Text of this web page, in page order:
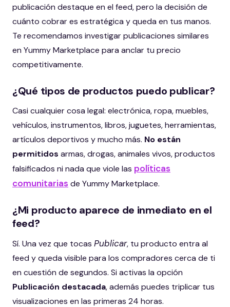
publicación destaque en el feed, pero la decisión de
cuánto cobrar es estratégica y queda en tus manos.
Te recomendamos investigar publicaciones similares
en Yummy Marketplace para anclar tu precio
competitivamente.
¿Qué tipos de productos puedo publicar?
Casi cualquier cosa legal: electrónica, ropa, muebles,
vehículos, instrumentos, libros, juguetes, herramientas,
artículos deportivos y mucho más. No están
permitidos armas, drogas, animales vivos, productos
falsificados ni nada que viole las políticas
comunitarias de Yummy Marketplace.
¿Mi producto aparece de inmediato en el
feed?
Sí. Una vez que tocas Publicar, tu producto entra al
feed y queda visible para los compradores cerca de ti
en cuestión de segundos. Si activas la opción
Publicación destacada, además puedes triplicar tus
visualizaciones en las primeras 24 horas.